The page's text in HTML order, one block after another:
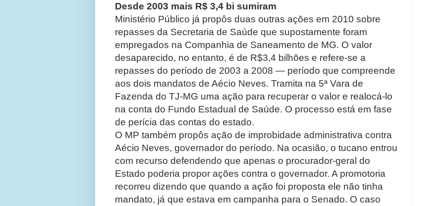
Desde 2003 mais R$ 3,4 bi sumiram
Ministério Público já propôs duas outras ações em 2010 sobre
repasses da Secretaria de Saúde que supostamente foram
empregados na Companhia de Saneamento de MG. O valor
desaparecido, no entanto, é de R$3,4 bilhões e refere-se a
repasses do período de 2003 a 2008 — período que compreende
aos dois mandatos de Aécio Neves. Tramita na 5ª Vara de
Fazenda do TJ-MG uma ação para recuperar o valor e realocá-lo
na conta do Fundo Estadual de Saúde. O processo está em fase
de perícia das contas do estado.
O MP também propôs ação de improbidade administrativa contra
Aécio Neves, governador do período. Na ocasião, o tucano entrou
com recurso defendendo que apenas o procurador-geral do
Estado poderia propor ações contra o governador. A promotoria
recorreu dizendo que quando a ação foi proposta ele não tinha
mandato, já que estava em campanha para o Senado. O caso